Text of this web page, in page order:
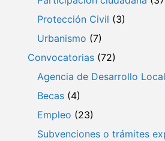
Protección Civil (3)
Urbanismo (7)
Convocatorias (72)
Agencia de Desarrollo Local
Becas (4)
Empleo (23)
Subvenciones o trámites